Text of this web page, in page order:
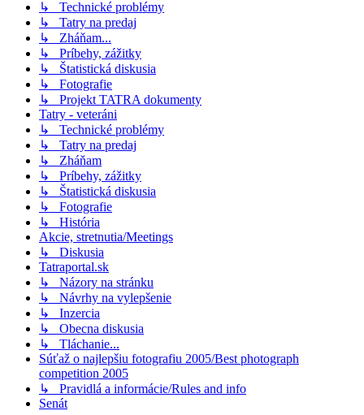
↳ Technické problémy
↳ Tatry na predaj
↳ Zháňam...
↳ Príbehy, zážitky
↳ Štatistická diskusia
↳ Fotografie
↳ Projekt TATRA dokumenty
Tatry - veteráni
↳ Technické problémy
↳ Tatry na predaj
↳ Zháňam
↳ Príbehy, zážitky
↳ Štatistická diskusia
↳ Fotografie
↳ História
Akcie, stretnutia/Meetings
↳ Diskusia
Tatraportal.sk
↳ Názory na stránku
↳ Návrhy na vylepšenie
↳ Inzercia
↳ Obecna diskusia
↳ Tláchanie...
Súťaž o najlepšiu fotografiu 2005/Best photograph
competition 2005
↳ Pravidlá a informácie/Rules and info
Senát